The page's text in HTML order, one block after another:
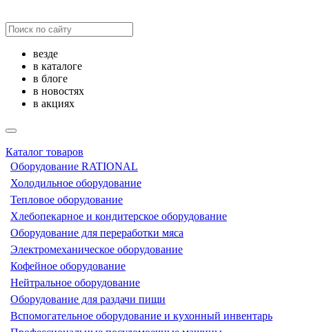
везде
в каталоге
в блоге
в новостях
в акциях
Каталог товаров
Оборудование RATIONAL
Холодильное оборудование
Тепловое оборудование
Хлебопекарное и кондитерское оборудование
Оборудование для переработки мяса
Электромеханическое оборудование
Кофейное оборудование
Нейтральное оборудование
Оборудование для раздачи пищи
Вспомогательное оборудование и кухонный инвентарь